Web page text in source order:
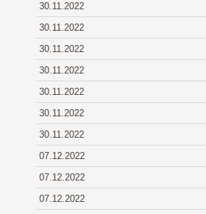
30.11.2022
30.11.2022
30.11.2022
30.11.2022
30.11.2022
30.11.2022
30.11.2022
07.12.2022
07.12.2022
07.12.2022